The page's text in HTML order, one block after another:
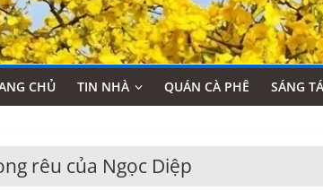
CHỦ TIN NHÀ QUÁN CÀ PHÊ SÁNG
rêu của Ngọc Diệp